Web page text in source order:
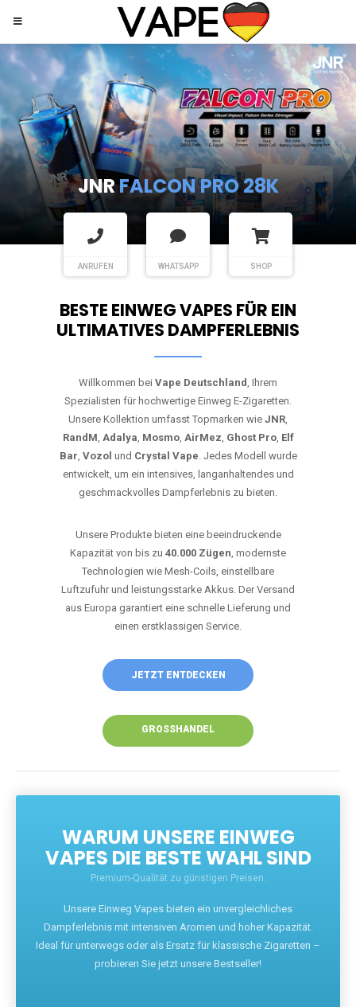
JNRSHISHA HOOKAH MAX
ANRUFEN WHATSAPP SHOP
BESTE EINWEG VAPES FÜR EIN
ULTIMATIVES DAMPFERLEBNIS
Willkommen bei Vape Deutschland, Ihrem
Spezialisten für hochwertige Einweg E-Zigaretten.
Unsere Kollektion umfasst Topmarken wie JNR,
RandM, Adalya, Mosmo, AirMez, Ghost Pro, Elf
Bar, Vozol und Crystal Vape. Jedes Modell wurde
entwickelt, um ein intensives, langanhaltendes und
geschmackvolles Dampferlebnis zu bieten.
Unsere Produkte bieten eine beeindruckende
Kapazität von bis zu 40.000 Zügen, modernste
Technologien wie Mesh-Coils, einstellbare
Luftzufuhr und leistungsstarke Akkus. Der Versand
aus Europa garantiert eine schnelle Lieferung und
einen erstklassigen Service.
JETZT ENTDECKEN
GROSSHANDEL
WARUM UNSERE EINWEG
VAPES DIE BESTE WAHL SIND
Premium-Qualität zu günstigen Preisen.
Unsere Einweg Vapes bieten ein unvergleichliches
Dampferlebnis mit intensiven Aromen und hoher Kapazität.
Ideal für unterwegs oder als Ersatz für klassische Zigaretten –
probieren Sie jetzt unsere Bestseller!